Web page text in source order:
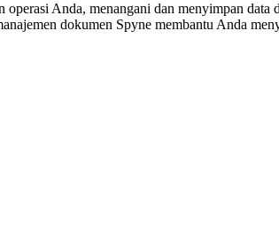
Anda, menangani dan menyimpan data
dokumen Spyne membantu Anda